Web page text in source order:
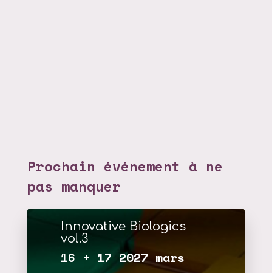
Prochain événement à ne
pas manquer
Innovative Biologics
vol.3
16 + 17 2027 mars